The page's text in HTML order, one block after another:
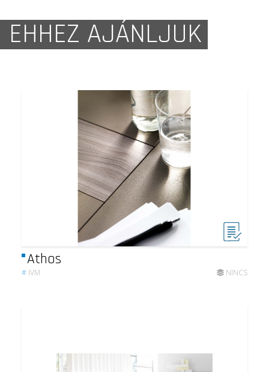
EHHEZ AJÁNLJUK
Athos
# IVM NINCS